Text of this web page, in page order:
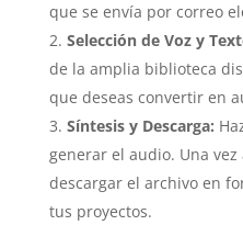
que se envía por correo
Selección de Voz y
de la amplia biblioteca
que deseas convertir en
Síntesis y Descarga:
generar el audio. Una
descargar el archivo en
tus proyectos.